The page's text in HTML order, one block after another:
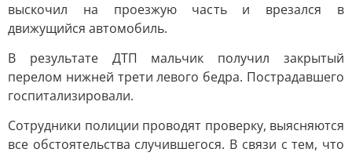
выскочил на проезжую часть и врезался в
движущийся автомобиль.
В результате ДТП мальчик получил закрытый
перелом нижней трети левого бедра. Пострадавшего
госпитализировали.
Сотрудники полиции проводят проверку, выясняются
все обстоятельства случившегося. В связи с тем, что